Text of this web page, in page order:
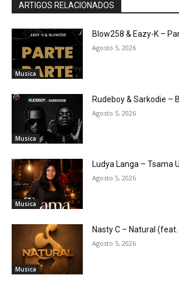
ARTIGOS RELACIONADOS
Musica
Blow258 & Eazy-K –
Agosto 5, 2026
Musica
Rudeboy & Sarkodie –
Agosto 5, 2026
Musica
Ludya Langa – Tsama
Agosto 5, 2026
Musica
Nasty C – Natural
Agosto 5, 2026